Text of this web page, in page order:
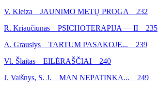
V. Kleiza JAUNIMO METŲ PROGA 232
R. Kriaučiūnas PSICHOTERAPIJA — II 235
A. Grauslys TARTUM PASAKOJE... 239
Vl. Šlaitas EILĖRAŠČIAI 240
J. Vaišnys, S. J. MAN NEPATINKA... 249